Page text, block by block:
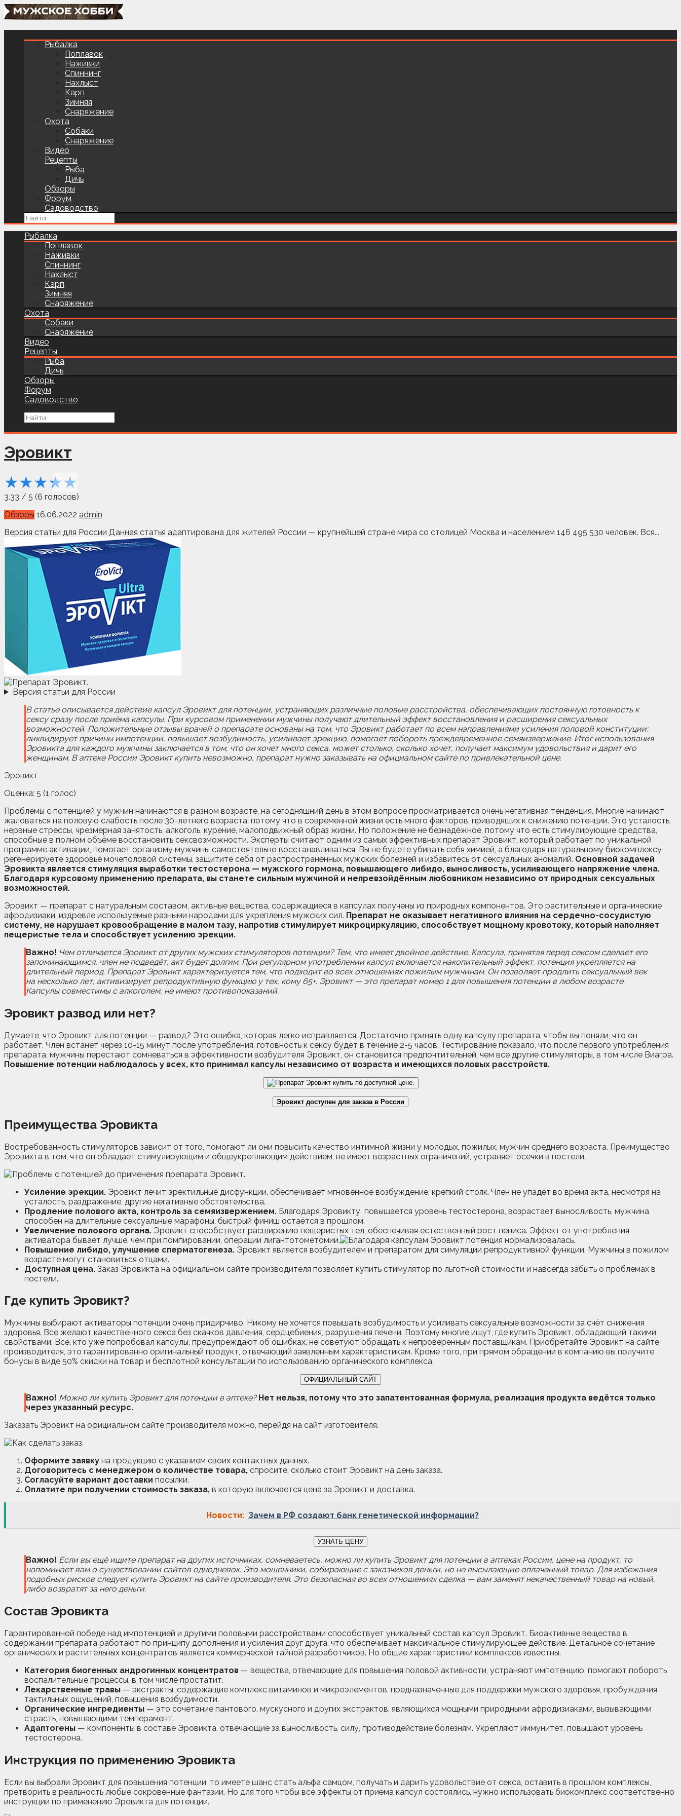
Рыбалка
Поплавок
Наживки
Спиннинг
Нахлыст
Карп
Зимняя
Снаряжение
Охота
Собаки
Снаряжение
Видео
Рецепты
Рыба
Дичь
Обзоры
Форум
Садоводство
Рыбалка
Поплавок
Наживки
Спиннинг
Нахлыст
Карп
Зимняя
Снаряжение
Охота
Собаки
Снаряжение
Видео
Рецепты
Рыба
Дичь
Обзоры
Форум
Садоводство
Эровикт
★★★★★
3.33 / 5 (6 голосов)
Обзоры 16.06.2022 admin
Версия статьи для России Данная статья адаптирована для жителей России — крупнейшей стране мира со столицей Москва и населением 146 495 530 человек. Вся...
Версия статьи для России
В статье описывается действие капсул Эровикт для потенции, устраняющих различные половые расстройства, обеспечивающих постоянную готовность к
сексу сразу после приёма капсулы. При курсовом применении мужчины получают длительный эффект восстановления и расширения сексуальных
возможностей. Положительные отзывы врачей о препарате основаны на том, что Эровикт работает по всем направлениями усиления половой конституции:
ликвидирует причины импотенции, повышает возбудимость, усиливает эрекцию, помогает побороть преждевременное семяизвержение. Итог использования
Эровикта для каждого мужчины заключается в том, что он хочет много секса, может столько, сколько хочет, получает максимум удовольствия и дарит его
женщинам. В аптеке России Эровикт купить невозможно, препарат нужно заказывать на официальном сайте по привлекательной цене.
Эровикт
Оценка: 5 (1 голос)
Проблемы с потенцией у мужчин начинаются в разном возрасте, на сегодняшний день в этом вопросе просматривается очень негативная тенденция. Многие начинают
жаловаться на половую слабость после 30-летнего возраста, потому что в современной жизни есть много факторов, приводящих к снижению потенции. Это усталость,
нервные стрессы, чрезмерная занятость, алкоголь, курение, малоподвижный образ жизни. Но положение не безнадёжное, потому что есть стимулирующие средства,
способные в полном объёме восстановить сексвозможности. Эксперты считают одним из самых эффективных препарат Эровикт, который работает по уникальной
программе активации, помогает организму мужчины самостоятельно восстанавливаться. Вы не будете убивать себя химией, а благодаря натуральному биокомплексу
регенерируете здоровье мочеполовой системы, защитите себя от распространённых мужских болезней и избавитесь от сексуальных аномалий. Основной задачей
Эровикта является стимуляция выработки тестостерона — мужского гормона, повышающего либидо, выносливость, усиливающего напряжение члена.
Благодаря курсовому применению препарата, вы станете сильным мужчиной и непревзойдённым любовником независимо от природных сексуальных
возможностей.
Эровикт — препарат с натуральным составом, активные вещества, содержащиеся в капсулах получены из природных компонентов. Это растительные и органические
афродизиаки, издревле используемые разными народами для укрепления мужских сил. Препарат не оказывает негативного влияния на сердечно-сосудистую
систему, не нарушает кровообращение в малом тазу, напротив стимулирует микроциркуляцию, способствует мощному кровотоку, который наполняет
пещеристые тела и способствует усилению эрекции.
Важно! Чем отличается Эровикт от других мужских стимуляторов потенции? Тем, что имеет двойное действие. Капсула, принятая перед сексом сделает его
запоминающимся, член не подведёт, акт будет долгим. При регулярном употреблении капсул включается накопительный эффект, потенция укрепляется на
длительный период. Препарат Эровикт характеризуется тем, что подходит во всех отношениях пожилым мужчинам. Он позволяет продлить сексуальный век
на несколько лет, активизирует репродуктивную функцию у тех, кому 65+. Эровикт — это препарат номер 1 для повышения потенции в любом возрасте.
Капсулы совместимы с алкоголем, не имеют противопоказаний.
Эровикт развод или нет?
Думаете, что Эровикт для потенции — развод? Это ошибка, которая легко исправляется. Достаточно принять одну капсулу препарата, чтобы вы поняли, что он
работает. Член встанет через 10-15 минут после употребления, готовность к сексу будет в течение 2-5 часов. Тестирование показало, что после первого употребления
препарата, мужчины перестают сомневаться в эффективности возбудителя Эровикт, он становится предпочтительней, чем все другие стимуляторы, в том числе Виагра.
Повышение потенции наблюдалось у всех, кто принимал капсулы независимо от возраста и имеющихся половых расстройств.
Эровикт доступен для заказа в России
Преимущества Эровикта
Востребованность стимуляторов зависит от того, помогают ли они повысить качество интимной жизни у молодых, пожилых, мужчин среднего возраста. Преимущество
Эровикта в том, что он обладает стимулирующим и общеукрепляющим действием, не имеет возрастных ограничений, устраняет осечки в постели.
Усиление эрекции. Эровикт лечит эректильные дисфункции, обеспечивает мгновенное возбуждение, крепкий стояк. Член не упадёт во время акта, несмотря на
усталость, раздражение, другие негативные обстоятельства.
Продление полового акта, контроль за семяизвержением. Благодаря Эровикту повышается уровень тестостерона, возрастает выносливость, мужчина
способен на длительные сексуальные марафоны, быстрый финиш остаётся в прошлом.
Увеличение полового органа. Эровикт способствует расширению пещеристых тел, обеспечивая естественный рост пениса. Эффект от употребления
активатора бывает лучше, чем при помпировании, операции лигантотометомии.
Повышение либидо, улучшение сперматогенеза. Эровикт является возбудителем и препаратом для симуляции репродуктивной функции. Мужчины в пожилом
возрасте могут становиться отцами.
Доступная цена. Заказ Эровикта на официальном сайте производителя позволяет купить стимулятор по льготной стоимости и навсегда забыть о проблемах в
постели.
Где купить Эровикт?
Мужчины выбирают активаторы потенции очень придирчиво. Никому не хочется повышать возбудимость и усиливать сексуальные возможности за счёт снижения
здоровья. Все желают качественного секса без скачков давления, сердцебиения, разрушения печени. Поэтому многие ищут, где купить Эровикт, обладающий такими
свойствами. Все, кто уже попробовал капсулы, предупреждают об ошибках, не советуют обращать к непроверенным поставщикам. Приобретайте Эровикт на сайте
производителя, это гарантированно оригинальный продукт, отвечающий заявленным характеристикам. Кроме того, при прямом обращении в компанию вы получите
бонусы в виде 50% скидки на товар и бесплотной консультации по использованию органического комплекса.
ОФИЦИАЛЬНЫЙ САЙТ
Важно! Можно ли купить Эровикт для потенции в аптеке? Нет нельзя, потому что это запатентованная формула, реализация продукта ведётся только
через указанный ресурс.
Заказать Эровикт на официальном сайте производителя можно, перейдя на сайт изготовителя.
Оформите заявку на продукцию с указанием своих контактных данных.
Договоритесь с менеджером о количестве товара, спросите, сколько стоит Эровикт на день заказа.
Согласуйте вариант доставки посылки.
Оплатите при получении стоимость заказа, в которую включается цена за Эровикт и доставка.
Новости: Зачем в РФ создают банк генетической информации?
УЗНАТЬ ЦЕНУ
Важно! Если вы ещё ищите препарат на других источниках, сомневаетесь, можно ли купить Эровикт для потенции в аптеках России, цене на продукт, то
напоминает вам о существовании сайтов однодневок. Это мошенники, собирающие с заказчиков деньги, но не высылающие оплаченный товар. Для избежания
подобных рисков следует купить Эровикт на сайте производителя. Это безопасная во всех отношениях сделка — вам заменят некачественный товар на новый,
либо возвратят за него деньги.
Состав Эровикта
Гарантированной победе над импотенцией и другими половыми расстройствами способствует уникальный состав капсул Эровикт. Биоактивные вещества в
содержании препарата работают по принципу дополнения и усиления друг друга, что обеспечивает максимальное стимулирующее действие. Детальное сочетание
органических и растительных концентратов является коммерческой тайной разработчиков. Но общие характеристики комплексов известны.
Категория биогенных андрогинных концентратов — вещества, отвечающие для повышения половой активности, устраняют импотенцию, помогают побороть
воспалительные процессы, в том числе простатит.
Лекарственные травы — экстракты, содержащие комплекс витаминов и микроэлементов, предназначенные для поддержки мужского здоровья, пробуждения
тактильных ощущений, повышения возбудимости.
Органические ингредиенты — это сочетание пантового, мускусного и других экстрактов, являющихся мощными природными афродизиаками, вызывающими
страсть, повышающими темперамент.
Адаптогены — компоненты в составе Эровикта, отвечающие за выносливость, силу, противодействие болезням. Укрепляют иммунитет, повышают уровень
тестостерона.
Инструкция по применению Эровикта
Если вы выбрали Эровикт для повышения потенции, то имеете шанс стать альфа самцом, получать и дарить удовольствие от секса, оставить в прошлом комплексы,
претворить в реальность любые сокровенные фантазии. Но для того чтобы все эффекты от приёма капсул состоялись, нужно использовать биокомплекс соответственно
инструкции по применению Эровикта для потенции.